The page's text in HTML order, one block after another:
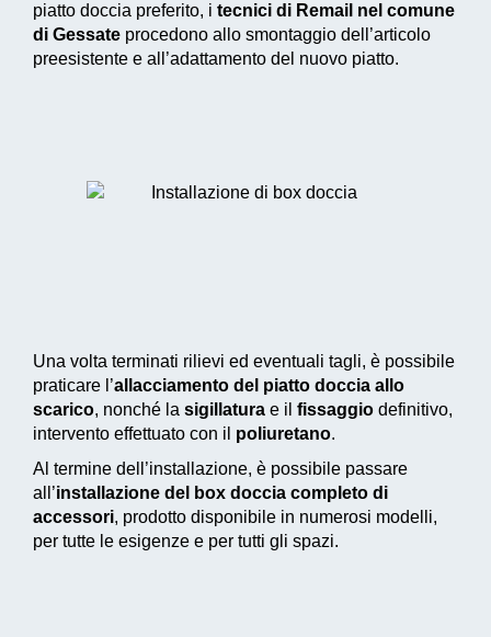
piatto doccia preferito, i tecnici di Remail nel comune
di Gessate procedono allo smontaggio dell’articolo
preesistente e all’adattamento del nuovo piatto.
Una volta terminati rilievi ed eventuali tagli, è possibile
praticare l’allacciamento del piatto doccia allo
scarico, nonché la sigillatura e il fissaggio definitivo,
intervento effettuato con il poliuretano.
Al termine dell’installazione, è possibile passare
all’installazione del box doccia completo di
accessori, prodotto disponibile in numerosi modelli,
per tutte le esigenze e per tutti gli spazi.